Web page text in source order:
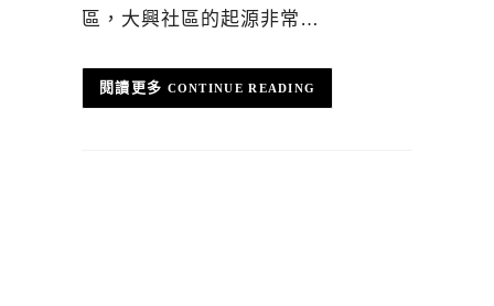
區，大興社區的起源非常…
CONTINUE READING